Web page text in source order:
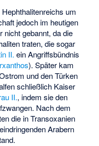
um
jedoch im heutigen
nicht gebannt, da die
traten, die sogar
II. ein Angriffsbündnis
). Später kam
und den Türken
schließlich Kaiser
II., indem sie den
Nach dem
die in Transoxanien
Arabern